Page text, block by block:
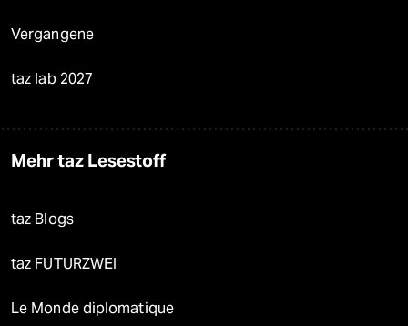
Vergangene
taz lab 2027
Mehr taz Lesestoff
taz Blogs
taz FUTURZWEI
Le Monde diplomatique